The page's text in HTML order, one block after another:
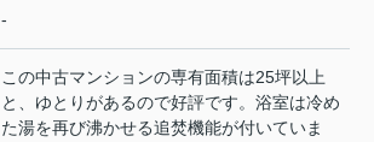
-
この中古マンションの専有面積は25坪以上
と、ゆとりがあるので好評です。浴室は冷め
た湯を再び沸かせる追焚機能が付いていま